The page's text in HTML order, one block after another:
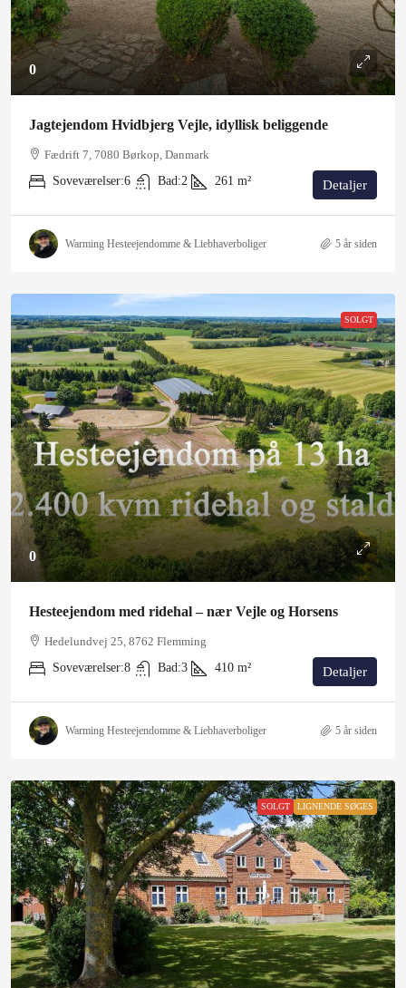
0
Jagtejendom Hvidbjerg Vejle, idyllisk beliggende
Fædrift 7, 7080 Børkop, Danmark
Soveværelser:6 Bad:2 261 m² Detaljer
Warming Hesteejendomme & Liebhaverboliger 5 år siden
SOLGT
0
Hesteejendom med ridehal – nær Vejle og Horsens
Hedelundvej 25, 8762 Flemming
Soveværelser:8 Bad:3 410 m² Detaljer
Warming Hesteejendomme & Liebhaverboliger 5 år siden
SOLGT LIGNENDE SØGES